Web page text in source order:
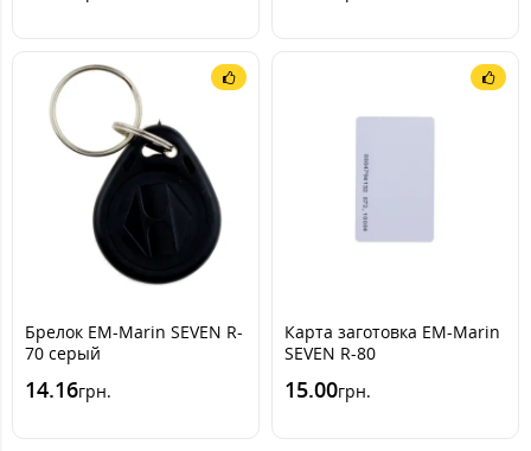
Брелок EM-Marin SEVEN R-
70 серый
14.16грн.
Карта заготовка EM-Marin
SEVEN R-80
15.00грн.